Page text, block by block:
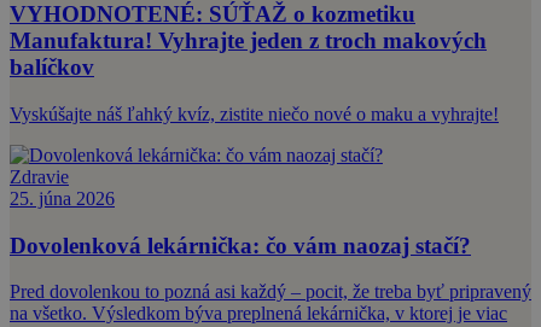
VYHODNOTENÉ: SÚŤAŽ o kozmetiku
Manufaktura! Vyhrajte jeden z troch makových
balíčkov
Vyskúšajte náš ľahký kvíz, zistite niečo nové o maku a vyhrajte!
Zdravie
25. júna 2026
Dovolenková lekárnička: čo vám naozaj stačí?
Pred dovolenkou to pozná asi každý – pocit, že treba byť pripravený
na všetko. Výsledkom býva preplnená lekárnička, v ktorej je viac